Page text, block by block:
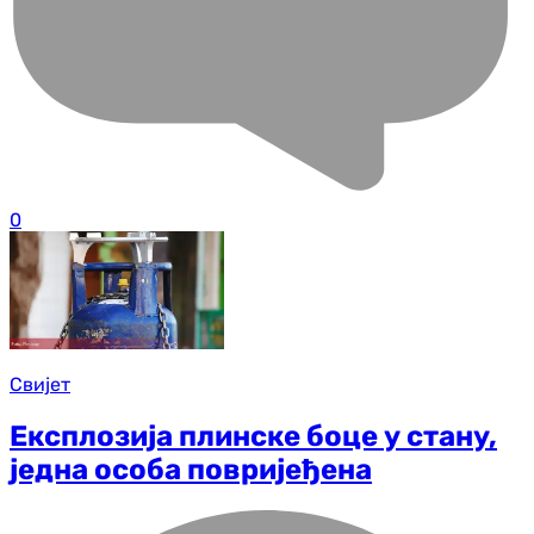
0
Свијет
Експлозија плинске боце у стану,
једна особа повријеђена